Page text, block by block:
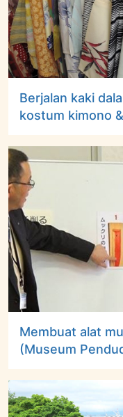
Berjalan kaki
kostum kimono
Membuat alat
(Museum